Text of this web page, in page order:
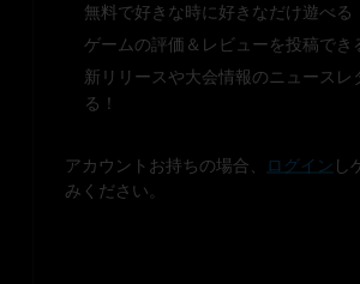
無料で好きな時に好きなだけ遊べる
ゲームの評価＆レビューを投稿でき
新リリースや大会情報のニュースレ
る！
アカウントお持ちの場合、 ログイン し
みください。